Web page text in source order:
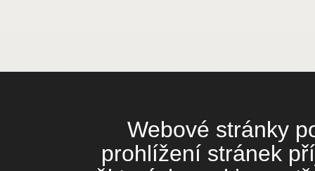
Webové stránky
prohlížení stránek